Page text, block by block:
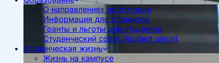
О направлениях подготовки
Информация для студентов
Гранты и льготы для студентов
Студенческий совет (student union)
Студенческая жизнь
Жизнь на кампусе